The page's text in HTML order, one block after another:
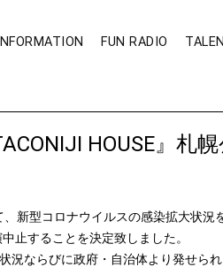
INFORMATION FUN RADIO
HOUSE』札
、新型コロナウイルスの感染拡大
止することを決定致しました。
ならびに政府・自治体より発せら